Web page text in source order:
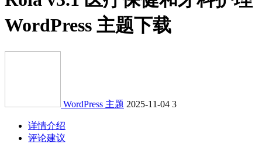
WordPress 主题下载
WordPress 主题 2025-11-04 3
详情介绍
评论建议